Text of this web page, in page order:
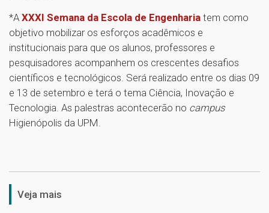
*A XXXI Semana da Escola de Engenharia tem como
objetivo mobilizar os esforços acadêmicos e
institucionais para que os alunos, professores e
pesquisadores acompanhem os crescentes desafios
científicos e tecnológicos. Será realizado entre os dias 09
e 13 de setembro e terá o tema Ciência, Inovação e
Tecnologia. As palestras acontecerão no campus
Higienópolis da UPM.
Veja mais